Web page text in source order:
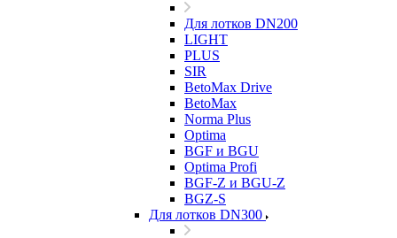
Для лотков DN200
LIGHT
PLUS
SIR
BetoMax Drive
BetoMax
Norma Plus
Optima
BGF и BGU
Optima Profi
BGF-Z и BGU-Z
BGZ-S
Для лотков DN300